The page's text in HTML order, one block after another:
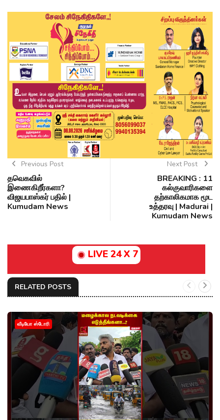
Previous Post
தவெகவில்
இணைகிறீர்களா?
விஜயபாஸ்கர் பதில் |
Kumudam News
Next Post
BREAKING : 11
கல்குவாரிகளை
தற்காலிகமாக மூட
உத்தரவு | Madurai |
Kumudam News
LIVE 24 X 7
RELATED POSTS
வீடியோ ஸ்டோரி